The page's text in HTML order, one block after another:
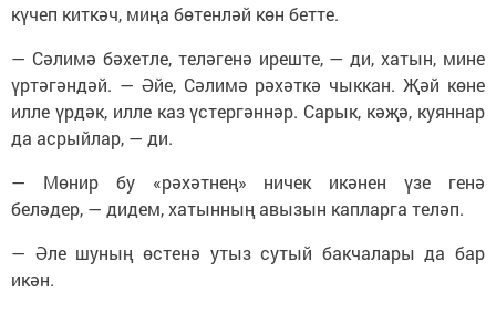
күчеп киткәч, миңа бөтенләй көн бетте.
— Сәлимә бәхетле, теләгенә иреште, — ди, хатын, мине
үртәгәндәй. — Әйе, Сәлимә рәхәткә чыккан. Җәй көне
илле үрдәк, илле каз үстергәннәр. Сарык, кәҗә, куяннар
да асрыйлар, — ди.
— Мөнир бу «рәхәтнең» ничек икәнен үзе генә
беләдер, — дидем, хатынның авызын капларга теләп.
— Әле шуның өстенә утыз сутый бакчалары да бар
икән.